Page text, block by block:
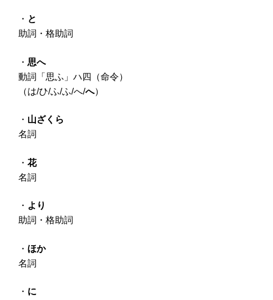
・ と
助詞・格助詞
・ 思へ
動詞「思ふ」ハ四（命令）
（は/ひ/ふ/ふ/へ/へ）
・ 山ざくら
名詞
・ 花
名詞
・ より
助詞・格助詞
・ ほか
名詞
・ に